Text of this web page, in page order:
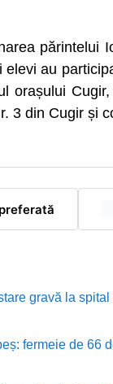
părintelui
au
orașului
3 din Cugir și
gravă la
fermeie de 66